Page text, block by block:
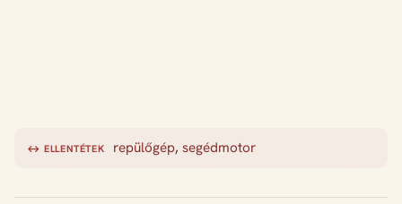
↔ ELLENTÉTEK repülőgép,segédmotor